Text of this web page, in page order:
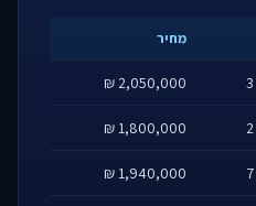
מחיר
2,050,000 ₪
1,800,000 ₪
1,940,000 ₪